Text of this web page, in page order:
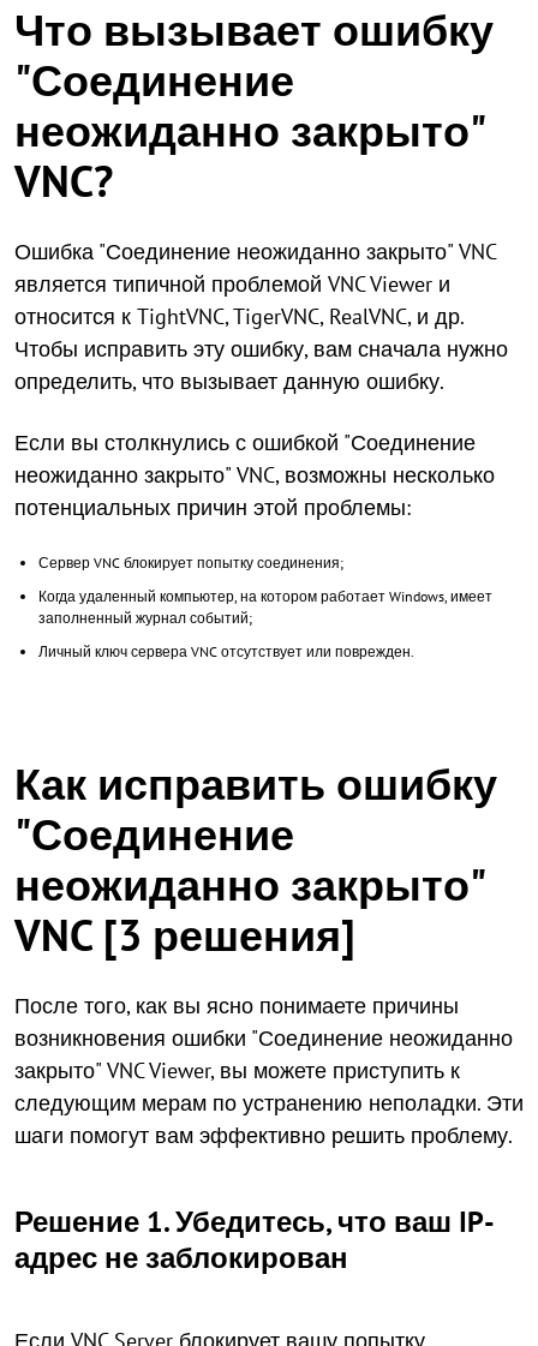
Что вызывает ошибку
"Соединение
неожиданно закрыто"
VNC?
Ошибка "Соединение неожиданно закрыто" VNC
является типичной проблемой VNC Viewer и
относится к TightVNC, TigerVNC, RealVNC, и др.
Чтобы исправить эту ошибку, вам сначала нужно
определить, что вызывает данную ошибку.
Если вы столкнулись с ошибкой "Соединение
неожиданно закрыто" VNC, возможны несколько
потенциальных причин этой проблемы:
Сервер VNC блокирует попытку соединения;
Когда удаленный компьютер, на котором работает Windows, имеет
заполненный журнал событий;
Личный ключ сервера VNC отсутствует или поврежден.
Как исправить ошибку
"Соединение
неожиданно закрыто"
VNC [3 решения]
После того, как вы ясно понимаете причины
возникновения ошибки "Соединение неожиданно
закрыто" VNC Viewer, вы можете приступить к
следующим мерам по устранению неполадки. Эти
шаги помогут вам эффективно решить проблему.
Решение 1. Убедитесь, что ваш IP-
адрес не заблокирован